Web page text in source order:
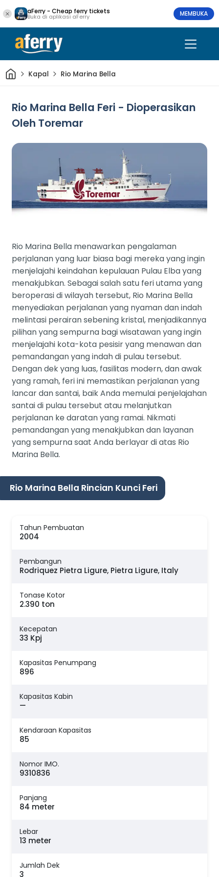
aFerry - Cheap ferry tickets
Buka di aplikasi aFerry MEMBUKA
Rumah
Kapal Rio Marina Bella
Rio Marina Bella Feri - Dioperasikan
Oleh Toremar
Rio Marina Bella menawarkan pengalaman
perjalanan yang luar biasa bagi mereka yang ingin
menjelajahi keindahan kepulauan Pulau Elba yang
menakjubkan. Sebagai salah satu feri utama yang
beroperasi di wilayah tersebut, Rio Marina Bella
menyediakan perjalanan yang nyaman dan indah
melintasi perairan sebening kristal, menjadikannya
pilihan yang sempurna bagi wisatawan yang ingin
menjelajahi kota-kota pesisir yang menawan dan
pemandangan yang indah di pulau tersebut.
Dengan dek yang luas, fasilitas modern, dan awak
yang ramah, feri ini memastikan perjalanan yang
lancar dan santai, baik Anda memulai penjelajahan
santai di pulau tersebut atau melanjutkan
perjalanan ke daratan yang ramai. Nikmati
pemandangan yang menakjubkan dan layanan
yang sempurna saat Anda berlayar di atas Rio
Marina Bella.
Rio Marina Bella Rincian Kunci Feri
Tahun Pembuatan
2004
Pembangun
Rodriquez Pietra Ligure, Pietra Ligure, Italy
Tonase Kotor
2.390 ton
Kecepatan
33 Kpj
Kapasitas Penumpang
896
Kapasitas Kabin
—
Kendaraan Kapasitas
85
Nomor IMO.
9310836
Panjang
84 meter
Lebar
13 meter
Jumlah Dek
3